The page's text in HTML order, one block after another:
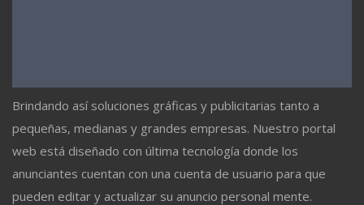
Brindando así soluciones gráficas y publicitarias tanto a
pequeñas, medianas y grandes empresas. Nuestro portal
web está diseñado con última tecnología donde los
anunciantes cuentan con una cuenta de usuario para que
pueden editar y actualizar su anuncio personal mente.